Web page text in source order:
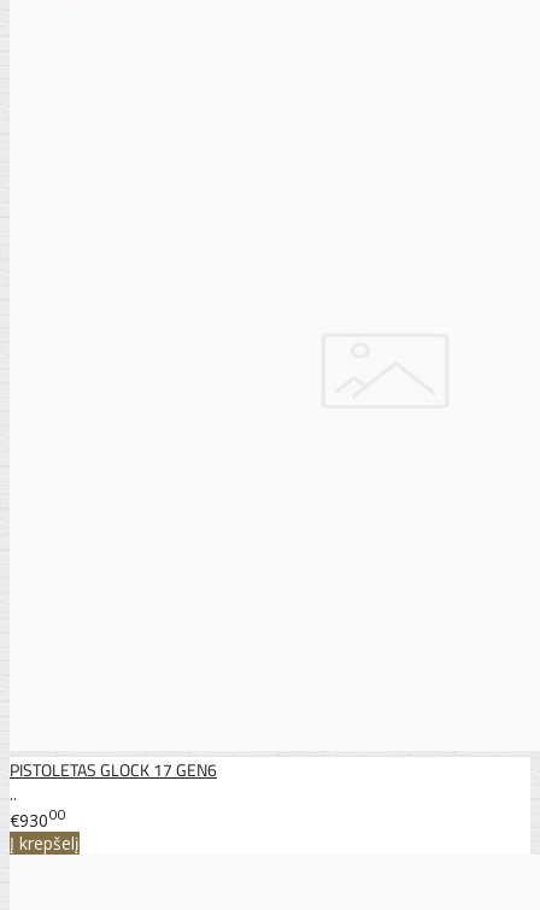
PISTOLETAS GLOCK 17 GEN6
..
€93000
Į krepšelį